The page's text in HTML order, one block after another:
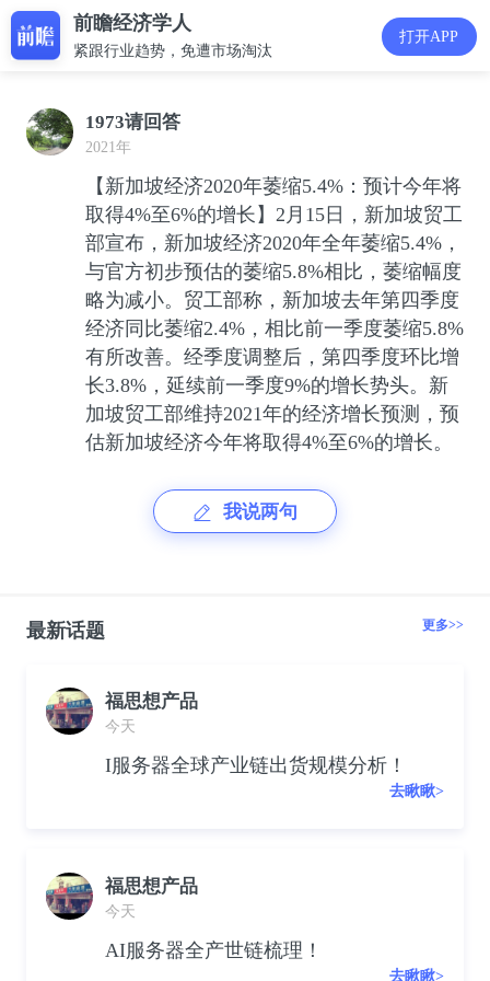
前瞻经济学人
紧跟行业趋势，免遭市场淘汰
打开APP
1973请回答
2021年
【新加坡经济2020年萎缩5.4%：预计今年将
取得4%至6%的增长】2月15日，新加坡贸工
部宣布，新加坡经济2020年全年萎缩5.4%，
与官方初步预估的萎缩5.8%相比，萎缩幅度
略为减小。贸工部称，新加坡去年第四季度
经济同比萎缩2.4%，相比前一季度萎缩5.8%
有所改善。经季度调整后，第四季度环比增
长3.8%，延续前一季度9%的增长势头。新
加坡贸工部维持2021年的经济增长预测，预
估新加坡经济今年将取得4%至6%的增长。
我说两句
最新话题 更多>>
福思想产品
今天
I服务器全球产业链出货规模分析！
去瞅瞅>
福思想产品
今天
AI服务器全产世链梳理！
去瞅瞅>